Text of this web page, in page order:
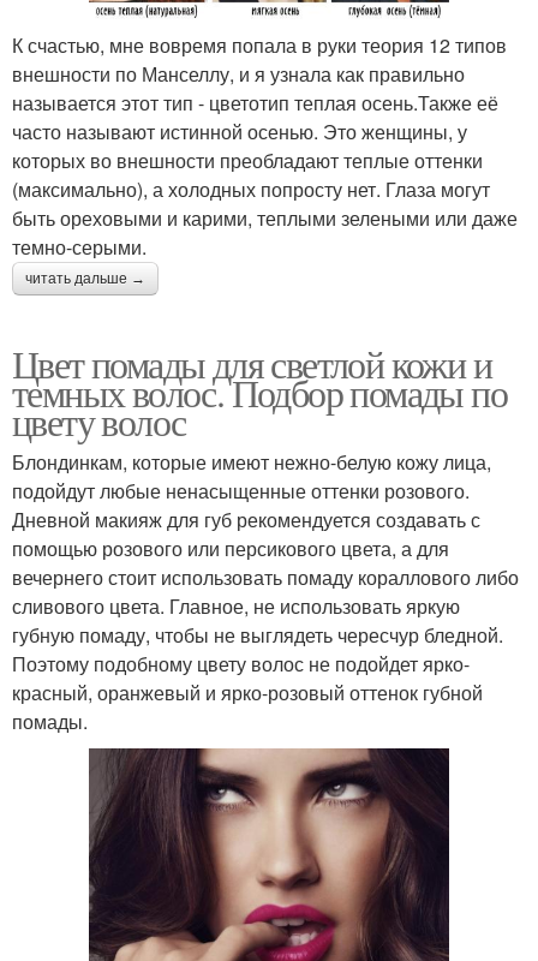
К счастью, мне вовремя попала в руки теория 12 типов
внешности по Манселлу, и я узнала как правильно
называется этот тип - цветотип теплая осень.Также её
часто называют истинной осенью. Это женщины, у
которых во внешности преобладают теплые оттенки
(максимально), а холодных попросту нет. Глаза могут
быть ореховыми и карими, теплыми зелеными или даже
темно-серыми.
читать дальше →
Цвет помады для светлой кожи и
темных волос. Подбор помады по
цвету волос
Блондинкам, которые имеют нежно-белую кожу лица,
подойдут любые ненасыщенные оттенки розового.
Дневной макияж для губ рекомендуется создавать с
помощью розового или персикового цвета, а для
вечернего стоит использовать помаду кораллового либо
сливового цвета. Главное, не использовать яркую
губную помаду, чтобы не выглядеть чересчур бледной.
Поэтому подобному цвету волос не подойдет ярко-
красный, оранжевый и ярко-розовый оттенок губной
помады.